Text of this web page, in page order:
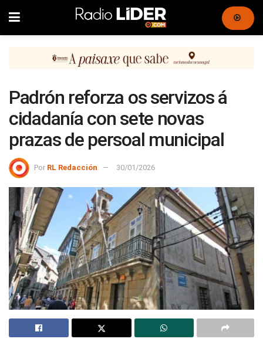
Padrón reforza os servizos á
cidadanía con sete novas
prazas de persoal municipal
Por RL Redacción 30/01/2026